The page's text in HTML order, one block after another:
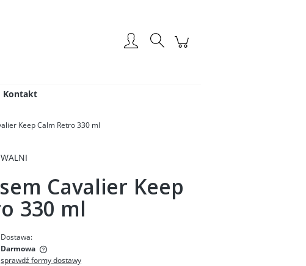
Kontakt
Keep Calm Retro 330 ml
Cavalier Keep
330 ml
Dostawa:
Darmowa
sprawdź formy dostawy